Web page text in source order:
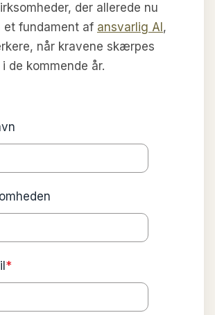
der allerede nu
et fundament af ansvarlig AI ,
når kravene skærpes
de kommende år.
*